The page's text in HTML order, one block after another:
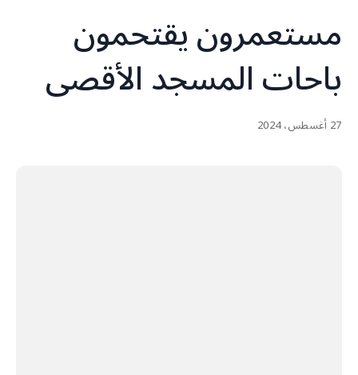
مستعمرون يقتحمون
باحات المسجد الأقصى
27 أغسطس، 2024